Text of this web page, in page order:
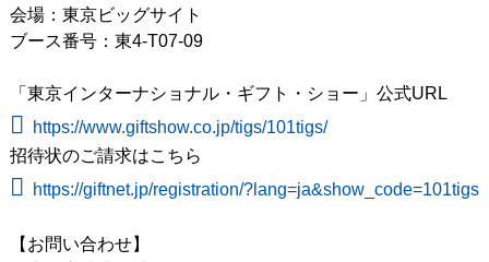
会場：東京ビッグサイト
ブース番号：東4-T07-09
「東京インターナショナル・ギフト・ショー」公式URL
https://www.giftshow.co.jp/tigs/101tigs/
招待状のご請求はこちら
https://giftnet.jp/registration/?lang=ja&show_code=101tigs
【お問い合わせ】